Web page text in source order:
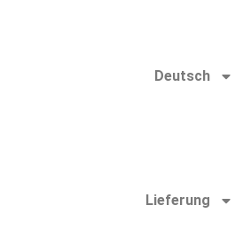
Deutsch
Lieferung